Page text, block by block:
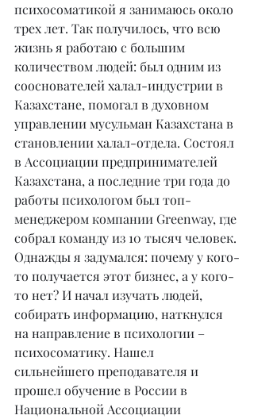
психосоматикой я занимаюсь около
трех лет. Так получилось, что всю
жизнь я работаю с большим
количеством людей: был одним из
сооснователей халал-индустрии в
Казахстане, помогал в духовном
управлении мусульман Казахстана в
становлении халал-отдела. Состоял
в Ассоциации предпринимателей
Казахстана, а последние три года до
работы психологом был топ-
менеджером компании Greenway, где
собрал команду из 10 тысяч человек.
Однажды я задумался: почему у кого-
то получается этот бизнес, а у кого-
то нет? И начал изучать людей,
собирать информацию, наткнулся
на направление в психологии –
психосоматику. Нашел
сильнейшего преподавателя и
прошел обучение в России в
Национальной Ассоциации